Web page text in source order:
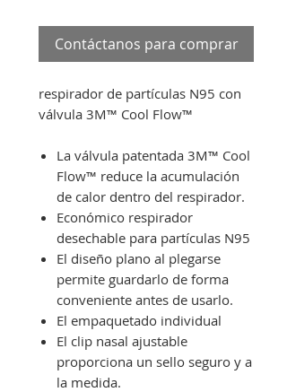
Contáctanos para comprar
respirador de partículas N95 con
válvula 3M™ Cool Flow™
La válvula patentada 3M™ Cool
Flow™ reduce la acumulación
de calor dentro del respirador.
Económico respirador
desechable para partículas N95
El diseño plano al plegarse
permite guardarlo de forma
conveniente antes de usarlo.
El empaquetado individual
El clip nasal ajustable
proporciona un sello seguro y a
la medida.